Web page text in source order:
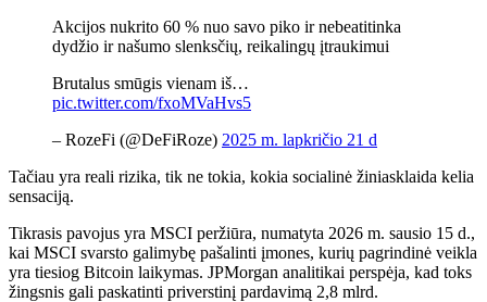
Akcijos nukrito 60 % nuo savo piko ir nebeatitinka
dydžio ir našumo slenksčių, reikalingų įtraukimui
Brutalus smūgis vienam iš…
pic.twitter.com/fxoMVaHvs5
– RozeFi (@DeFiRoze) 2025 m. lapkričio 21 d
Tačiau yra reali rizika, tik ne tokia, kokia socialinė žiniasklaida kelia
sensaciją.
Tikrasis pavojus yra MSCI peržiūra, numatyta 2026 m. sausio 15 d.,
kai MSCI svarsto galimybę pašalinti įmones, kurių pagrindinė veikla
yra tiesiog Bitcoin laikymas. JPMorgan analitikai perspėja, kad toks
žingsnis gali paskatinti priverstinį pardavimą 2,8 mlrd.